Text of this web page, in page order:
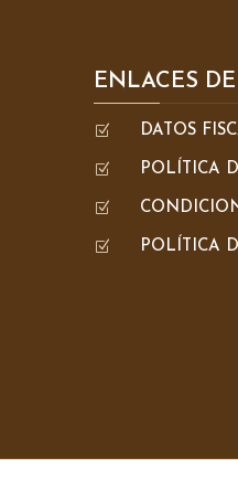
ENLACES
Z DATOS
Z POLÍTICA
Z
Z POLÍTICA